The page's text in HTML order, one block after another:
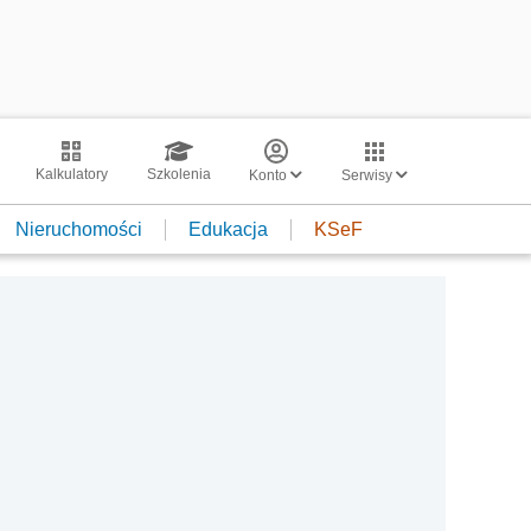
Kalkulatory Szkolenia Konto Serwisy
Nieruchomości Edukacja KSeF